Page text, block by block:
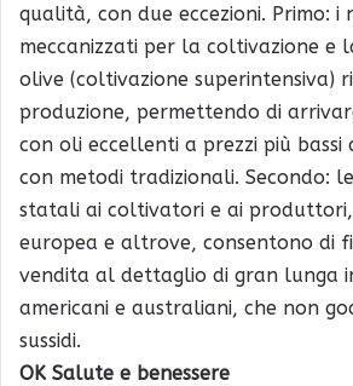
qualità, con due eccezioni. Primo: i
meccanizzati per la coltivazione e
olive (coltivazione superintensiva)
produzione, permettendo di
con oli eccellenti a prezzi più
con metodi tradizionali. Secondo:
statali ai coltivatori e ai produttori,
europea e altrove, consentono di
vendita al dettaglio di gran lunga
americani e australiani, che non
sussidi.
OK Salute e benessere